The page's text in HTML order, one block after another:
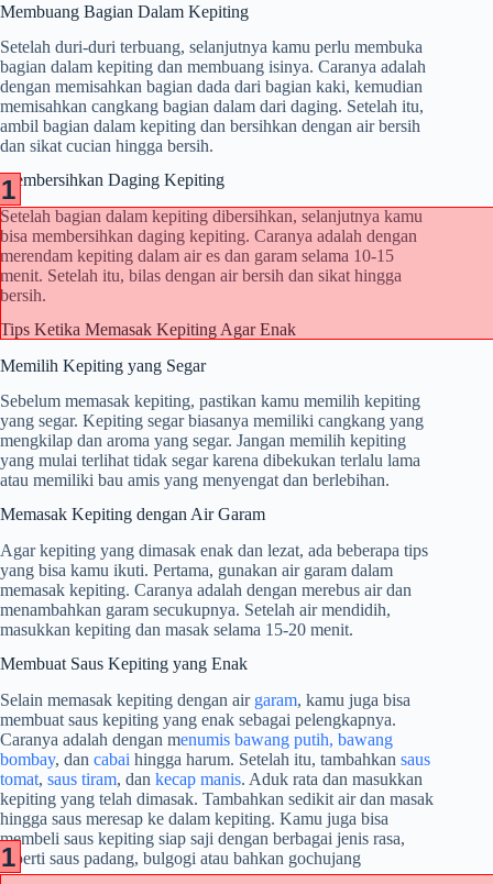
Membuang Bagian Dalam Kepiting
Setelah duri-duri terbuang, selanjutnya kamu perlu membuka
bagian dalam kepiting dan membuang isinya. Caranya adalah
dengan memisahkan bagian dada dari bagian kaki, kemudian
memisahkan cangkang bagian dalam dari daging. Setelah itu,
ambil bagian dalam kepiting dan bersihkan dengan air bersih
dan sikat cucian hingga bersih.
Membersihkan Daging Kepiting
Setelah bagian dalam kepiting dibersihkan, selanjutnya kamu
bisa membersihkan daging kepiting. Caranya adalah dengan
merendam kepiting dalam air es dan garam selama 10-15
menit. Setelah itu, bilas dengan air bersih dan sikat hingga
bersih.
Tips Ketika Memasak Kepiting Agar Enak
Memilih Kepiting yang Segar
Sebelum memasak kepiting, pastikan kamu memilih kepiting
yang segar. Kepiting segar biasanya memiliki cangkang yang
mengkilap dan aroma yang segar. Jangan memilih kepiting
yang mulai terlihat tidak segar karena dibekukan terlalu lama
atau memiliki bau amis yang menyengat dan berlebihan.
Memasak Kepiting dengan Air Garam
Agar kepiting yang dimasak enak dan lezat, ada beberapa tips
yang bisa kamu ikuti. Pertama, gunakan air garam dalam
memasak kepiting. Caranya adalah dengan merebus air dan
menambahkan garam secukupnya. Setelah air mendidih,
masukkan kepiting dan masak selama 15-20 menit.
Membuat Saus Kepiting yang Enak
Selain memasak kepiting dengan air garam, kamu juga bisa
membuat saus kepiting yang enak sebagai pelengkapnya.
Caranya adalah dengan menumis bawang putih, bawang
bombay, dan cabai hingga harum. Setelah itu, tambahkan saus
tomat, saus tiram, dan kecap manis. Aduk rata dan masukkan
kepiting yang telah dimasak. Tambahkan sedikit air dan masak
hingga saus meresap ke dalam kepiting. Kamu juga bisa
membeli saus kepiting siap saji dengan berbagai jenis rasa,
seperti saus padang, bulgogi atau bahkan gochujang